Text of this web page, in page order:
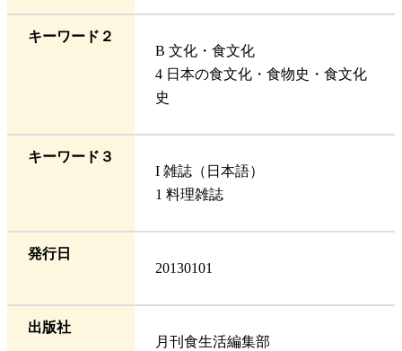
キーワード２
B 文化・食文化
4 日本の食文化・食物史・食文化
史
キーワード３
I 雑誌（日本語）
1 料理雑誌
発行日
20130101
出版社
月刊食生活編集部